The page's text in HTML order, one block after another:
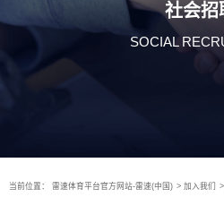
社会招
SOCIAL
当前位置： 雷速体育平台官方网站-雷速(中国) > 加入我们 >